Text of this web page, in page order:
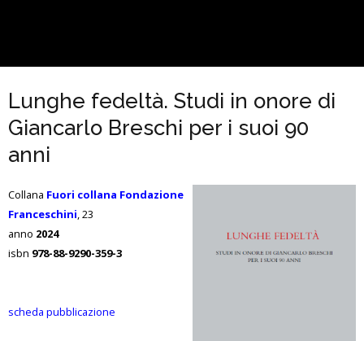
Lunghe fedeltà. Studi in onore di
Giancarlo Breschi per i suoi 90
anni
Collana Fuori collana Fondazione
Franceschini, 23
anno 2024
isbn 978-88-9290-359-3
scheda pubblicazione